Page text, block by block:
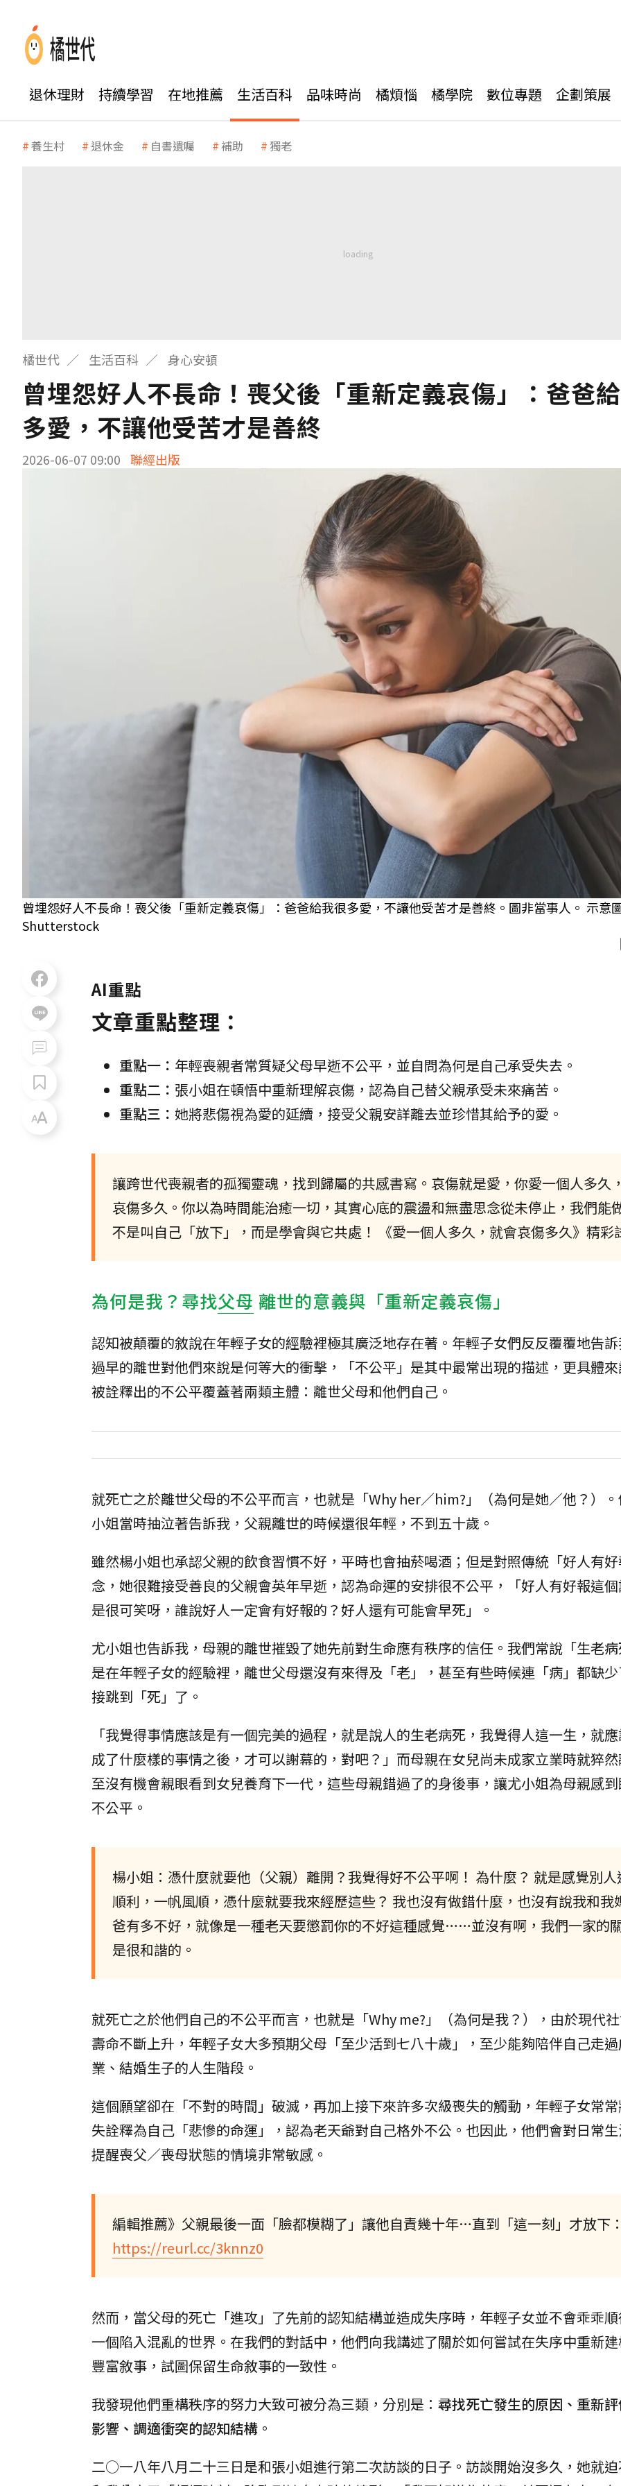
退休理財 持續學習 在地推薦 生活百科 品味時尚 橘煩惱 橘學院 數位專題 企劃策展
養生村 退休金 自書遺囑 補助 獨老
橘世代 生活百科 身心安頓
曾埋怨好人不長命！喪父後「重新定義哀傷」：爸爸
多愛，不讓他受苦才是善終
2026-06-07 09:00 聯經出版
曾埋怨好人不長命！喪父後「重新定義哀傷」：爸爸給我很多愛，不讓他受苦才是善終。圖非當事人。 示意
Shutterstock
AI重點
文章重點整理：
重點一： 年輕喪親者常質疑父母早逝不公平，並自問為何是自己承受失去。
重點二： 張小姐在頓悟中重新理解哀傷，認為自己替父親承受未來痛苦。
重點三： 她將悲傷視為愛的延續，接受父親安詳離去並珍惜其給予的愛。
讓跨世代喪親者的孤獨靈魂，找到歸屬的共感書寫。哀傷就是愛，你愛一個人多久
哀傷多久。你以為時間能治癒一切，其實心底的震盪和無盡思念從未停止，我們能
不是叫自己「放下」，而是學會與它共處！ 《愛一個人多久，就會哀傷多久》精彩
為何是我？尋找父母 離世的意義與「重新定義哀傷」
認知被顛覆的敘說在年輕子女的經驗裡極其廣泛地存在著。年輕子女們反反覆覆地告
過早的離世對他們來說是何等大的衝擊，「不公平」是其中最常出現的描述，更具體
被詮釋出的不公平覆蓋著兩類主體：離世父母和他們自己。
就死亡之於離世父母的不公平而言，也就是「Why her／him?」（為何是她／他？）
小姐當時抽泣著告訴我，父親離世的時候還很年輕，不到五十歲。
雖然楊小姐也承認父親的飲食習慣不好，平時也會抽菸喝酒；但是對照傳統「好人有
念，她很難接受善良的父親會英年早逝，認為命運的安排很不公平，「好人有好報這
是很可笑呀，誰說好人一定會有好報的？好人還有可能會早死」。
尤小姐也告訴我，母親的離世摧毀了她先前對生命應有秩序的信任。我們常說「生老
是在年輕子女的經驗裡，離世父母還沒有來得及「老」，甚至有些時候連「病」都缺
接跳到「死」了。
「我覺得事情應該是有一個完美的過程，就是說人的生老病死，我覺得人這一生，就
成了什麼樣的事情之後，才可以謝幕的，對吧？」而母親在女兒尚未成家立業時就猝
至沒有機會親眼看到女兒養育下一代，這些母親錯過了的身後事，讓尤小姐為母親感
不公平。
楊小姐：憑什麼就要他（父親）離開？我覺得好不公平啊！ 為什麼？ 就是感覺別
順利，一帆風順，憑什麼就要我來經歷這些？ 我也沒有做錯什麼，也沒有說我和我
爸有多不好，就像是一種老天要懲罰你的不好這種感覺……並沒有啊，我們一家的
是很和諧的。
就死亡之於他們自己的不公平而言，也就是「Why me?」（為何是我？），由於現代
壽命不斷上升，年輕子女大多預期父母「至少活到七八十歲」，至少能夠陪伴自己走
業、結婚生子的人生階段。
這個願望卻在「不對的時間」破滅，再加上接下來許多次級喪失的觸動，年輕子女常
失詮釋為自己「悲慘的命運」，認為老天爺對自己格外不公。也因此，他們會對日常
提醒喪父／喪母狀態的情境非常敏感。
編輯推薦》父親最後一面「臉都模糊了」讓他自責幾十年…直到「這一刻」才放下
https://reurl.cc/3knnz0
然而，當父母的死亡「進攻」了先前的認知結構並造成失序時，年輕子女並不會乖乖
一個陷入混亂的世界。在我們的對話中，他們向我講述了關於如何嘗試在失序中重新
豐富敘事，試圖保留生命敘事的一致性。
我發現他們重構秩序的努力大致可被分為三類，分別是： 尋找死亡發生的原因、重新
影響、調適衝突的認知結構 。
二○一八年八月二十三日是和張小姐進行第二次訪談的日子。訪談開始沒多久，她就